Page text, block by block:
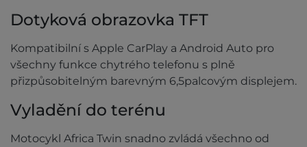
Dotyková obrazovka TFT
Kompatibilní s Apple CarPlay a Android Auto pro
všechny funkce chytrého telefonu s plně
přizpůsobitelným barevným 6,5palcovým displejem.
Vyladění do terénu
Motocykl Africa Twin snadno zvládá všechno od